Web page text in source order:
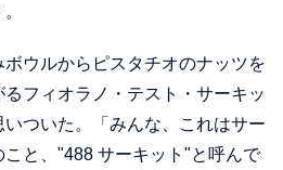
ウルからピスタチオのナッツを
フィオラノ・テスト・サーキッ
いついた。「みんな、これはサー
と、"488 サーキット"と呼んで